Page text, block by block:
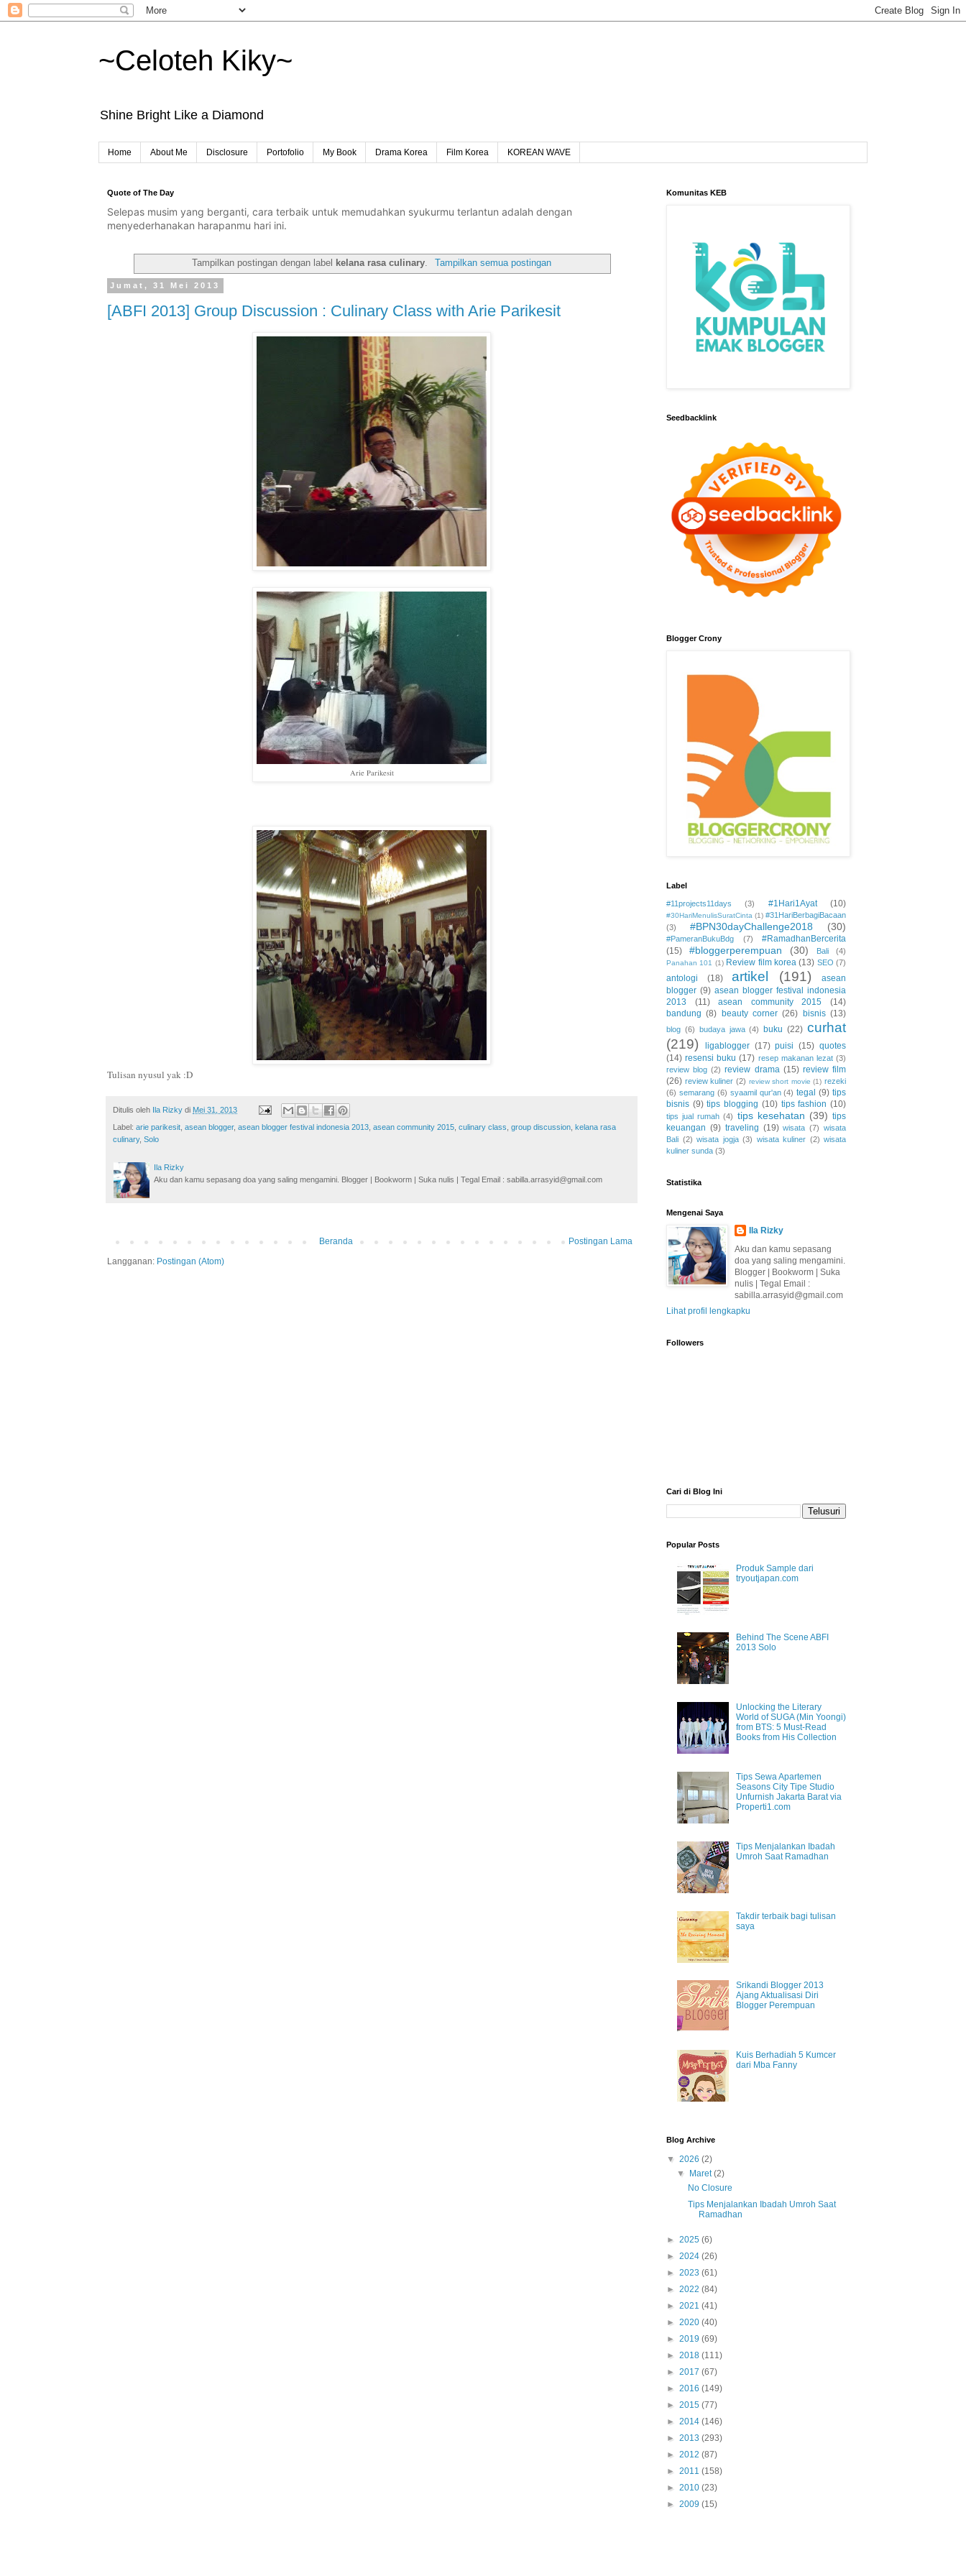
~Celoteh Kiky~
Shine Bright Like a Diamond
Home About Me Disclosure Portofolio My Book Drama Korea Film Korea KOREAN WAVE
Quote of The Day
Selepas musim yang berganti, cara terbaik untuk memudahkan syukurmu terlantun adalah dengan
menyederhanakan harapanmu hari ini.
Tampilkan postingan dengan label kelana rasa culinary. Tampilkan semua postingan
Jumat, 31 Mei 2013
[ABFI 2013] Group Discussion : Culinary Class with Arie Parikesit
Arie Parikesit
Tulisan nyusul yak :D
Ditulis oleh Ila Rizky di Mei 31, 2013
Label: arie parikesit asean blogger, asean blogger festival indonesia 2013 asean community 2015 culinary class group discussion kelana rasa
culinary, Solo
Ila Rizky
Aku dan kamu sepasang doa yang saling mengamini. Blogger | Bookworm | Suka nulis | Tegal Email : sabilla.arrasyid@gmail.com
Postingan Lama
Beranda
Langganan: Postingan (Atom)
Komunitas KEB
Seedbacklink
Blogger Crony
Label
#11projects11days (3) #1Hari1Ayat (10)
#30HariMenulisSuratCinta (1) #31HariBerbagiBacaan
(3)
#BPN30dayChallenge2018 (30)
#PameranBukuBdg (7)
#RamadhanBercerita
(15)
#bloggerperempuan (30) Bali (4)
Panahan 101 (1) Review film korea (13) SEO (7)
antologi (18) artikel (191)
asean
blogger (9) asean blogger festival indonesia
2013
(11) asean community 2015
(14)
bandung (8) beauty corner (26) bisnis (13)
blog (6) budaya jawa (4) buku (22) curhat
(219)
ligablogger (17) puisi (15) quotes
(14) resensi buku (17) resep makanan lezat (3)
review blog (2) review drama (15) review film
(26) review kuliner (2) review short movie (1) rezeki
(6) semarang (6) syaamil qur'an (4) tegal (9) tips
bisnis (9) tips blogging (10) tips fashion (10)
tips jual rumah (4) tips kesehatan (39) tips
keuangan (9) traveling (19) wisata (7) wisata
Bali (2) wisata jogja (3) wisata kuliner (2) wisata
kuliner sunda (3)
Statistika
Mengenai Saya
Ila Rizky
Aku dan kamu sepasang
doa yang saling mengamini.
Blogger | Bookworm | Suka
nulis | Tegal Email :
sabilla.arrasyid@gmail.com
Lihat profil lengkapku
Followers
Cari di Blog Ini
Popular Posts
Produk Sample dari
tryoutjapan.com
Behind The Scene ABFI
2013 Solo
Unlocking the Literary
World of SUGA (Min Yoongi)
from BTS: 5 Must-Read
Books from His Collection
Tips Sewa Apartemen
Seasons City Tipe Studio
Unfurnish Jakarta Barat via
Properti1.com
Tips Menjalankan Ibadah
Umroh Saat Ramadhan
Takdir terbaik bagi tulisan
saya
Srikandi Blogger 2013
Ajang Aktualisasi Diri
Blogger Perempuan
Kuis Berhadiah 5 Kumcer
dari Mba Fanny
Blog Archive
▼ 2026 (2)
▼ Maret(2)
No Closure
Tips Menjalankan Ibadah Umroh Saat
Ramadhan
► 2025 (6)
► 2024 (26)
► 2023 (61)
► 2022 (84)
► 2021 (41)
► 2020 (40)
► 2019 (69)
► 2018 (111)
► 2017 (67)
► 2016 (149)
► 2015 (77)
► 2014 (146)
► 2013 (293)
► 2012 (87)
► 2011 (158)
► 2010 (23)
► 2009 (15)